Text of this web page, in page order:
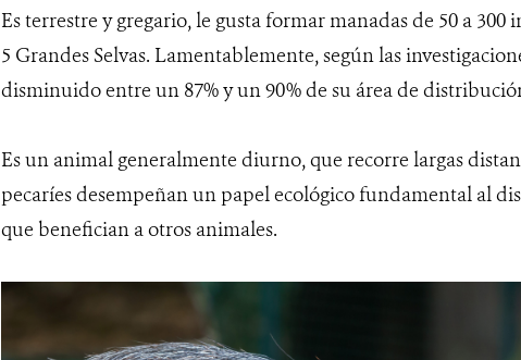
Es terrestre y gregario, le gusta formar manadas de 50 a
5 Grandes Selvas. Lamentablemente, según las
disminuido entre un 87% y un 90% de su área de
Es un animal generalmente diurno, que recorre largas
pecaríes desempeñan un papel ecológico fundamental al
que benefician a otros animales.